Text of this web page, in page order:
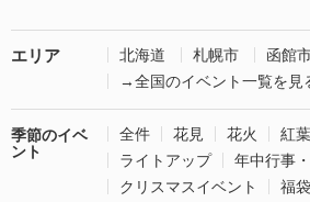
エリア 北海道 札幌市
函館
→全国のイベント一覧を見
季節のイベ
ント
全件 花見 花火
紅葉
ライトアップ
年中行事
クリスマスイベント
福